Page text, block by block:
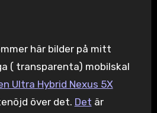
här bilder på mitt
( transparenta) mobilskal
Ultra Hybrid Nexus 5X
över det. Det är